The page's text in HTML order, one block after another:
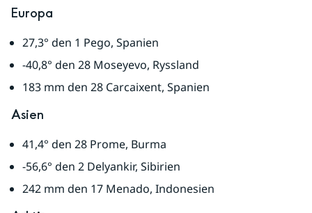
Europa
27,3° den 1 Pego, Spanien
-40,8° den 28 Moseyevo, Ryssland
183 mm den 28 Carcaixent, Spanien
Asien
41,4° den 28 Prome, Burma
-56,6° den 2 Delyankir, Sibirien
242 mm den 17 Menado, Indonesien